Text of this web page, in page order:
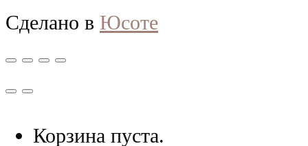
Сделано в Юсоте
Корзина пуста.